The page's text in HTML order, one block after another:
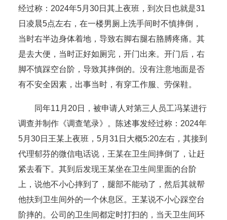
经过称：2024年5月30日其上夜班，到次日也就是31
日凌晨5点左右，在一楼男厕上洗手间时不慎摔倒，
当时右半边身体着地，导致右脚右腿右胳膊疼痛。其
是去大便，当时正好如厕完，开门出来。开门后，右
脚不慎踩空台阶，导致其摔倒的。没有注意地面是否
有不安全因素，出事当时，有穿工作服、劳保鞋。
同年11月20日，被申请人对第三人员工冯某进行
调查并制作《调查笔录》。陈述事发经过称：2024年
5月30日王某上夜班，5月31日大概5:20左右，其接到
代理郁芬的微信电话说，王某在卫生间摔倒了，让赶
紧去看下。其到后发现王某坐在卫生间里面的台阶
上，说他不小心摔到了，腿部不能动了，然后其就帮
他扶到卫生间外的一个休息区。王某说不小心踩空台
阶摔的。公司的卫生间都定时打扫的，当天卫生间环